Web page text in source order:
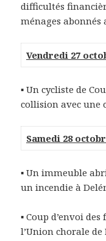
difficultés
ménages abonnés
Vendredi 27
▪ Un cycliste de
collision avec une
Samedi 28
▪ Un immeuble
un incendie à
▪ Coup d’envoi
l’Union chorale